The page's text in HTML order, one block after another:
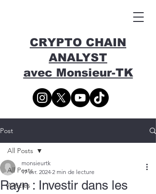
CRYPTO CHAIN
ANALYST
avec Monsieur-TK
Post
All Posts
Articles
All Posts
Rayn : Investir dans les
monsieurtk
17 avr. 2024 2 min de lecture